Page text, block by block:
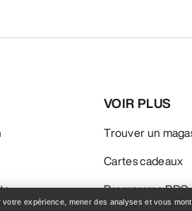
VOIR PLUS
Trouver un
Cartes cadeaux
Programme PRO
expérience, mener des analyses et vous